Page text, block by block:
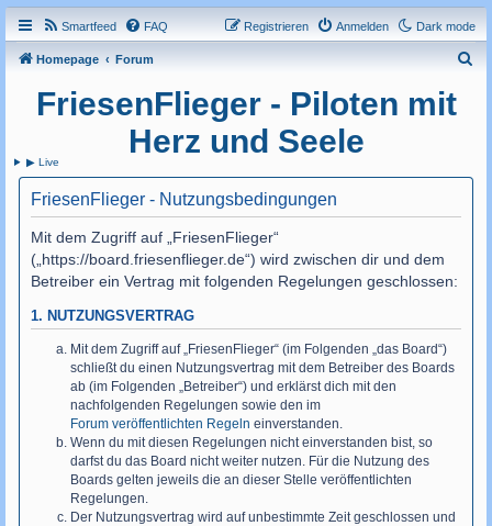
Dark mode
Smartfeed FAQ Anmelden
Registrieren
Homepage Forum
FriesenFlieger - Piloten mit
Herz und Seele
▶ Live
FriesenFlieger - Nutzungsbedingungen
Mit dem Zugriff auf „FriesenFlieger“
(„https://board.friesenflieger.de“) wird zwischen dir und dem
Betreiber ein Vertrag mit folgenden Regelungen geschlossen:
1. NUTZUNGSVERTRAG
Mit dem Zugriff auf „FriesenFlieger“ (im Folgenden „das Board“)
schließt du einen Nutzungsvertrag mit dem Betreiber des Boards
ab (im Folgenden „Betreiber“) und erklärst dich mit den
nachfolgenden Regelungen sowie den im
Forum veröffentlichten Regeln einverstanden.
Wenn du mit diesen Regelungen nicht einverstanden bist, so
darfst du das Board nicht weiter nutzen. Für die Nutzung des
Boards gelten jeweils die an dieser Stelle veröffentlichten
Regelungen.
Der Nutzungsvertrag wird auf unbestimmte Zeit geschlossen und